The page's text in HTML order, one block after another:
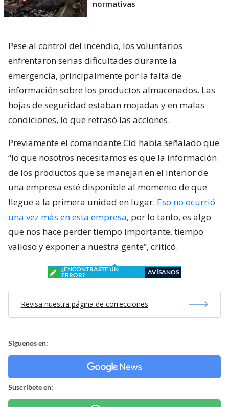
normativas
Pese al control del incendio, los voluntarios
enfrentaron serias dificultades durante la
emergencia, principalmente por la falta de
información sobre los productos almacenados. Las
hojas de seguridad estaban mojadas y en malas
condiciones, lo que retrasó las acciones.
Previamente el comandante Cid había señalado que
“lo que nosotros necesitamos es que la información
de los productos que se manejan en el interior de
una empresa esté disponible al momento de que
llegue a la primera unidad en lugar. Eso no ocurrió
una vez más en esta empresa, por lo tanto, es algo
que nos hace perder tiempo importante, tiempo
valioso y exponer a nuestra gente”, criticó.
¿ENCONTRASTE UN
ERROR?
AVÍSANOS
Revisa nuestra página de correcciones
Síguenos en:
Suscríbete en: